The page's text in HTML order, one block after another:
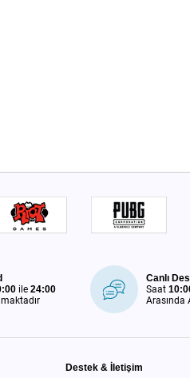
ile24:00
Canlı
Saat
Arasında
Destek & İletişim